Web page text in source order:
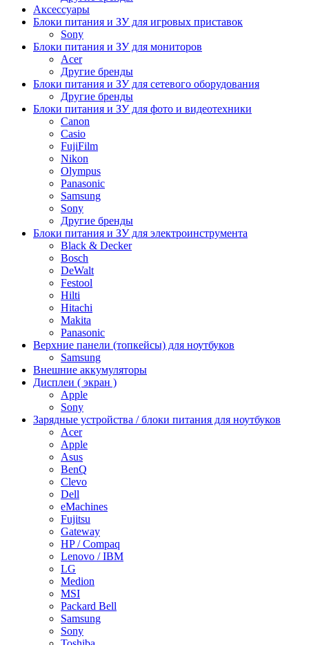
Аксессуары
Блоки питания и ЗУ для игровых приставок
Sony
Блоки питания и ЗУ для мониторов
Acer
Другие бренды
Блоки питания и ЗУ для сетевого оборудования
Другие бренды
Блоки питания и ЗУ для фото и видеотехники
Canon
Casio
FujiFilm
Nikon
Olympus
Panasonic
Samsung
Sony
Другие бренды
Блоки питания и ЗУ для электроинструмента
Black & Decker
Bosch
DeWalt
Festool
Hilti
Hitachi
Makita
Panasonic
Верхние панели (топкейсы) для ноутбуков
Samsung
Внешние аккумуляторы
Дисплеи ( экран )
Apple
Sony
Зарядные устройства / блоки питания для ноутбуков
Acer
Apple
Asus
BenQ
Clevo
Dell
eMachines
Fujitsu
Gateway
HP / Compaq
Lenovo / IBM
LG
Medion
MSI
Packard Bell
Samsung
Sony